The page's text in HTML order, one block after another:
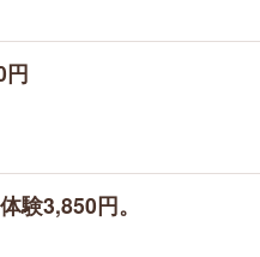
円
験3,850円。